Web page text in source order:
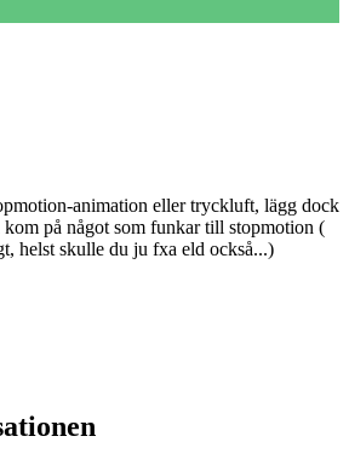
animation eller tryckluft, lägg dock
på något som funkar till stopmotion (
helst skulle du ju fxa eld också...)